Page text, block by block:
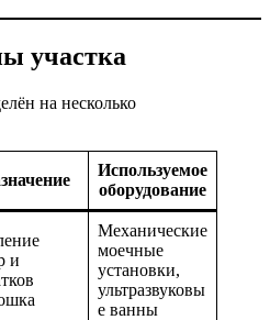
участка
на несколько
Используемое
оборудование
и
Механические
моечные
установки,
ультразвуковы
е ванны